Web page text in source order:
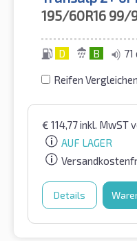
195/60R16 99/
D B 71
Reifen Vergleichen
€ 114,77inkl. MwST
AUF LAGER
Details